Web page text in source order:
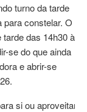
turno da tarde
constelar. O
das 14h30 às
se do que ainda
e abrir-se
si ou aproveitar